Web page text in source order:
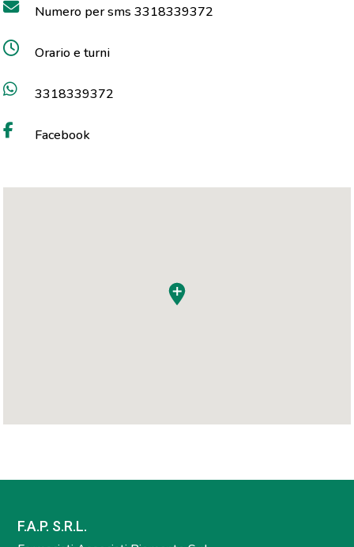
Numero per sms 3318339372
Orario e turni
3318339372
Facebook
F.A.P. S.R.L.